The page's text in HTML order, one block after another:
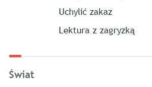
Uchylić zakaz
Lektura z zagryzką
Świat